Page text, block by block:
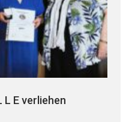
L E verliehen